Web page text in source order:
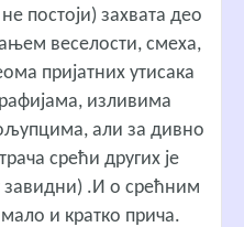
постоји) захвата део
веселости, смеха,
пријатних утисака
изливима
али за дивно
срећи других је
завидни) .И о срећним
и кратко прича.